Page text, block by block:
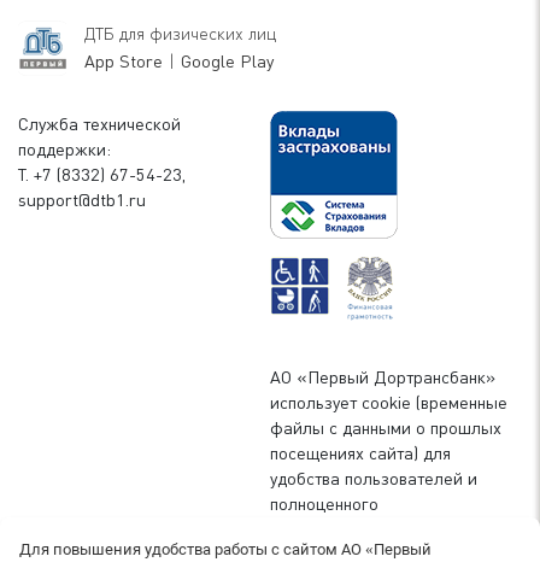
Для повышения удобства работы с сайтом АО «Первый
ДТБ для физических лиц
App Store | Google Play
Служба технической
поддержки:
Т. +7 (8332) 67-54-23,
support@dtb1.ru
АО «Первый Дортрансбанк»
использует cookie (временные
файлы с данными о прошлых
посещениях сайта) для
удобства пользователей и
полноценного
можете запретить сохранение